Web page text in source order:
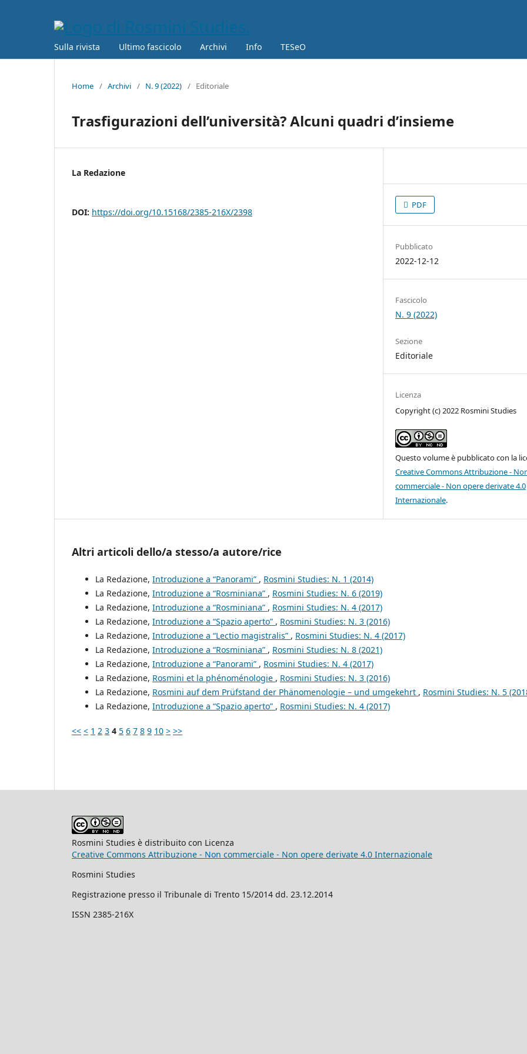
Sulla rivista Ultimo fascicolo Archivi Info TESeO
Home / Archivi / N. 9 (2022) / Editoriale
Trasfigurazioni dell’università? Alcuni quadri d’insieme
La Redazione
DOI: https://doi.org/10.15168/2385-216X/2398
PDF
Pubblicato
2022-12-12
Fascicolo
N. 9 (2022)
Sezione
Editoriale
Licenza
Copyright (c) 2022 Rosmini Studies
Questo volume è pubblicato con la
Creative Commons Attribuzione -
commerciale - Non opere derivate 4.0
Internazionale.
Altri articoli dello/a stesso/a autore/rice
La Redazione, Introduzione a “Panorami” , Rosmini Studies: N. 1 (2014)
La Redazione, Introduzione a “Rosminiana” , Rosmini Studies: N. 6 (2019)
La Redazione, Introduzione a “Rosminiana” , Rosmini Studies: N. 4 (2017)
La Redazione, Introduzione a “Spazio aperto” , Rosmini Studies: N. 3 (2016)
La Redazione, Introduzione a “Lectio magistralis” , Rosmini Studies: N. 4 (2017)
La Redazione, Introduzione a “Rosminiana” , Rosmini Studies: N. 8 (2021)
La Redazione, Introduzione a “Panorami” , Rosmini Studies: N. 4 (2017)
La Redazione, Rosmini et la phénoménologie , Rosmini Studies: N. 3 (2016)
La Redazione, Rosmini auf dem Prüfstand der Phänomenologie – und umgekehrt , Rosmini Studies: N. 5
La Redazione, Introduzione a “Spazio aperto” , Rosmini Studies: N. 4 (2017)
<< < 1 2 3 4 5 6 7 8 9 10 > >>
Rosmini Studies è distribuito con Licenza
Creative Commons Attribuzione - Non commerciale - Non opere derivate 4.0 Internazionale
Rosmini Studies
Registrazione presso il Tribunale di Trento 15/2014 dd. 23.12.2014
ISSN 2385-216X